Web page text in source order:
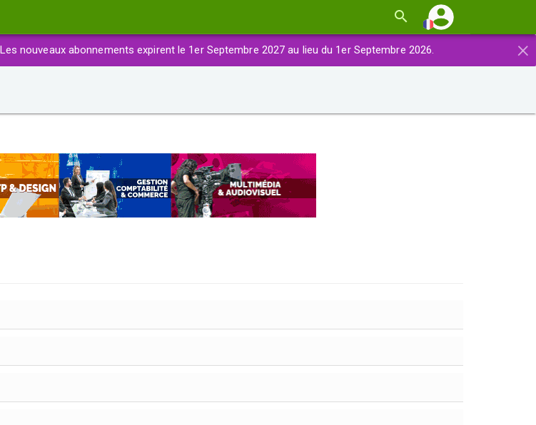
×
nouveaux abonnements expirent le 1er Septembre 2027 au lieu du 1er Septembre 2026.